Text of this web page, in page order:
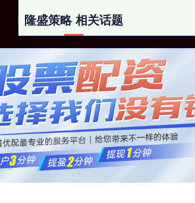
隆盛策略 配资网站免费
隆盛策略 相关话题